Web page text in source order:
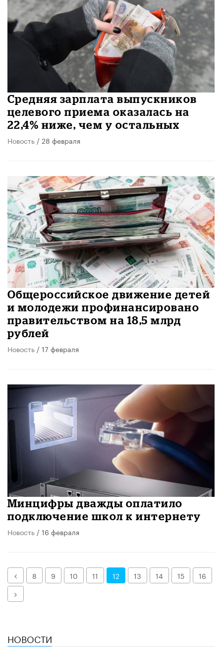
Средняя зарплата выпускников
целевого приема оказалась на
22,4% ниже, чем у остальных
Новость / 28 февраля
Общероссийское движение детей
и молодежи профинансировано
правительством на 18,5 млрд
рублей
Новость / 17 февраля
Минцифры дважды оплатило
подключение школ к интернету
Новость / 16 февраля
Назад
8 9 10 11 12 13 14 15
16
Далее
НОВОСТИ